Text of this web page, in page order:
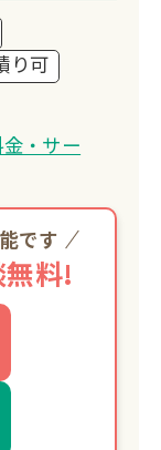
り可
・サー
です
料!